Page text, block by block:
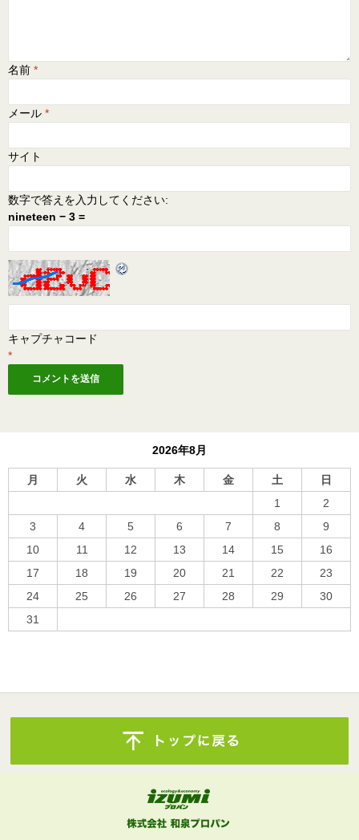
名前 *
メール *
サイト
数字で答えを入力してください:
nineteen − 3 =
キャプチャコード
*
2026年8月
月 火 水 木 金 土
日
1
2
3
4 5 6 7 8
9
10
11 12 13 14 15
16
17
18 19 20 21 22
23
24
25 26 27 28 29
30
31